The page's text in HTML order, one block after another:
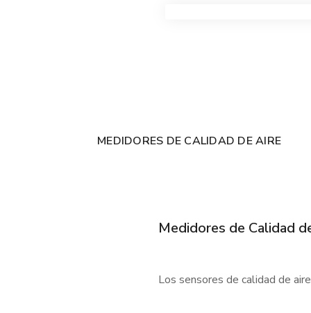
MEDIDORES DE CALIDAD DE AIRE
Medidores de Calidad
Los sensores de calidad de